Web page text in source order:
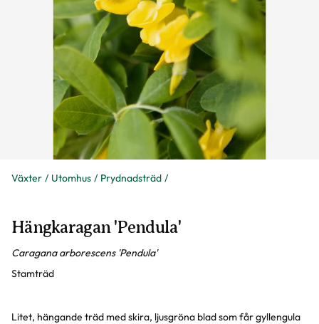
Växter Utomhus Prydnadsträd
Hängkaragan 'Pendula'
Caragana arborescens 'Pendula'
Stamträd
Litet, hängande träd med skira, ljusgröna blad som får gyllengula